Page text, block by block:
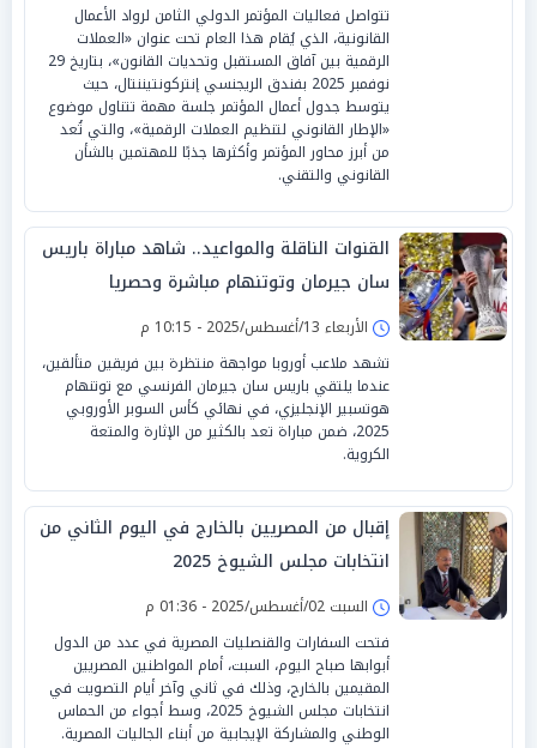
تتواصل فعاليات المؤتمر الدولي الثامن لرواد الأعمال
القانونية، الذي يُقام هذا العام تحت عنوان «العملات
الرقمية بين آفاق المستقبل وتحديات القانون»، بتاريخ 29
نوفمبر 2025 بفندق الريجنسي إنتركونتيننتال، حيث
يتوسط جدول أعمال المؤتمر جلسة مهمة تتناول موضوع
«الإطار القانوني لتنظيم العملات الرقمية»، والتي تُعد
من أبرز محاور المؤتمر وأكثرها جذبًا للمهتمين بالشأن
القانوني والتقني.
القنوات الناقلة والمواعيد.. شاهد مباراة باريس
سان جيرمان وتوتنهام مباشرة وحصريا
الأربعاء 13/أغسطس/2025 - 10:15 م
تشهد ملاعب أوروبا مواجهة منتظرة بين فريقين متألقين،
عندما يلتقي باريس سان جيرمان الفرنسي مع توتنهام
هوتسبير الإنجليزي، في نهائي كأس السوبر الأوروبي
2025، ضمن مباراة تعد بالكثير من الإثارة والمتعة
الكروية.
إقبال من المصريين بالخارج في اليوم الثاني من
انتخابات مجلس الشيوخ 2025
السبت 02/أغسطس/2025 - 01:36 م
فتحت السفارات والقنصليات المصرية في عدد من الدول
أبوابها صباح اليوم، السبت، أمام المواطنين المصريين
المقيمين بالخارج، وذلك في ثاني وآخر أيام التصويت في
انتخابات مجلس الشيوخ 2025، وسط أجواء من الحماس
الوطني والمشاركة الإيجابية من أبناء الجاليات المصرية.